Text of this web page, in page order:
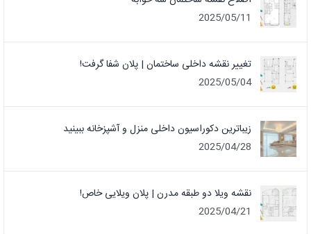
2025/05/11
تغییر نقشه داخلی ساختمان | پلان شفا گرفت!
2025/05/04
زیباترین دکوراسیون داخلی منزل و آشپزخانه ببینید
2025/04/28
نقشه ویلا دو طبقه مدرن | پلان ویلایی خاص!
2025/04/21